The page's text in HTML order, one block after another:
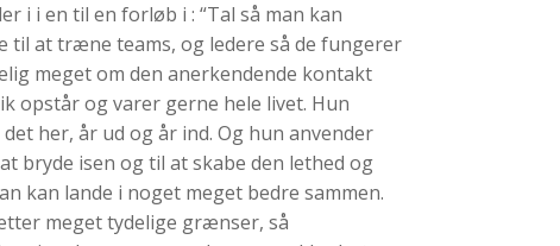
i i en til en forløb i : “Tal så man kan
til at træne teams, og ledere så de fungerer
meget om den anerkendende kontakt
opstår og varer gerne hele livet. Hun
her, år ud og år ind. Og hun anvender
bryde isen og til at skabe den lethed og
kan lande i noget meget bedre sammen.
meget tydelige grænser, så